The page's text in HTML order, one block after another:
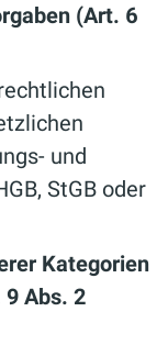
(Art. 6
und
StGB oder
Kategorien
Abs. 2